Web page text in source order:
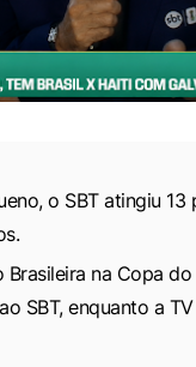
o SBT atingiu
na Copa
SBT, enquanto a